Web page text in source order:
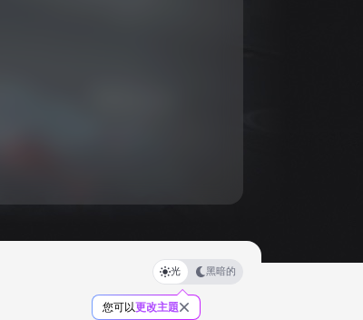
光 黑暗的
您可以更改主題